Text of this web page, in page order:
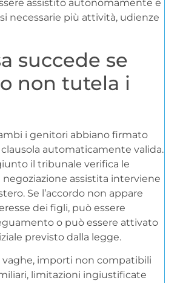
assistito autonomamente e
necessarie più attività, udienze
succede se
non tutela i
i genitori abbiano firmato
automaticamente valida.
il tribunale verifica le
negoziazione assistita interviene
Se l’accordo non appare
dei figli, può essere
o può essere attivato
previsto dalla legge.
vaghe, importi non compatibili
limitazioni ingiustificate